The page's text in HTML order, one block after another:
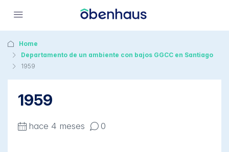
Home
Departamento de un ambiente con bajos GGCC en Santiago
1959
1959
hace 4 meses 0